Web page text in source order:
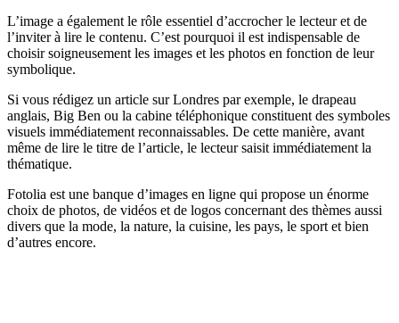
L’image a également le rôle essentiel d’accrocher le lecteur et de
l’inviter à lire le contenu. C’est pourquoi il est indispensable de
choisir soigneusement les images et les photos en fonction de leur
symbolique.
Si vous rédigez un article sur Londres par exemple, le drapeau
anglais, Big Ben ou la cabine téléphonique constituent des symboles
visuels immédiatement reconnaissables. De cette manière, avant
même de lire le titre de l’article, le lecteur saisit immédiatement la
thématique.
Fotolia est une banque d’images en ligne qui propose un énorme
choix de photos, de vidéos et de logos concernant des thèmes aussi
divers que la mode, la nature, la cuisine, les pays, le sport et bien
d’autres encore.